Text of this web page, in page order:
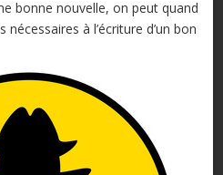
bonne nouvelle, on peut quand
à l’écriture d’un bon